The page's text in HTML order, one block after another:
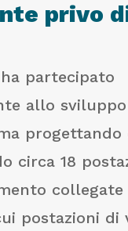
privo
ha partecipato
allo
progettando
circa 18
postazioni di